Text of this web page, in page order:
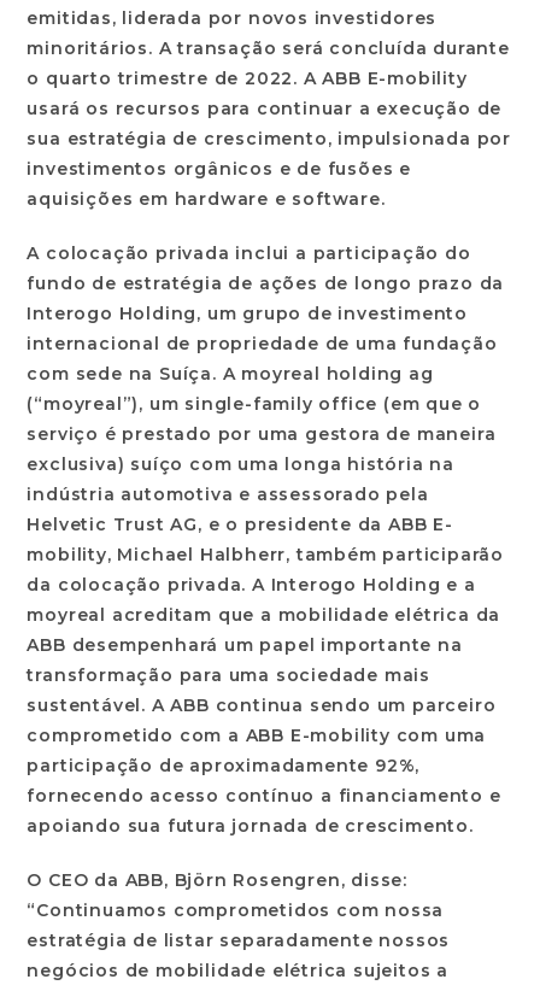
emitidas, liderada por novos investidores
minoritários. A transação será concluída durante
o quarto trimestre de 2022. A ABB E-mobility
usará os recursos para continuar a execução de
sua estratégia de crescimento, impulsionada por
investimentos orgânicos e de fusões e
aquisições em hardware e software.
A colocação privada inclui a participação do
fundo de estratégia de ações de longo prazo da
Interogo Holding, um grupo de investimento
internacional de propriedade de uma fundação
com sede na Suíça. A moyreal holding ag
(“moyreal”), um single-family office (em que o
serviço é prestado por uma gestora de maneira
exclusiva) suíço com uma longa história na
indústria automotiva e assessorado pela
Helvetic Trust AG, e o presidente da ABB E-
mobility, Michael Halbherr, também participarão
da colocação privada. A Interogo Holding e a
moyreal acreditam que a mobilidade elétrica da
ABB desempenhará um papel importante na
transformação para uma sociedade mais
sustentável. A ABB continua sendo um parceiro
comprometido com a ABB E-mobility com uma
participação de aproximadamente 92%,
fornecendo acesso contínuo a financiamento e
apoiando sua futura jornada de crescimento.
O CEO da ABB, Björn Rosengren, disse:
“Continuamos comprometidos com nossa
estratégia de listar separadamente nossos
negócios de mobilidade elétrica sujeitos a